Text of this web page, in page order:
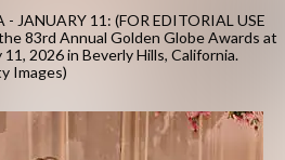
- JANUARY 11: (FOR EDITORIAL USE
83rd Annual Golden Globe Awards at
2026 in Beverly Hills, California.
Images)